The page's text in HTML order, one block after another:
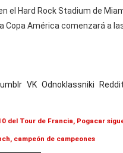
el Hard Rock Stadium de
Copa América comenzará a
VK Odnoklassniki Reddit
del Tour de Francia, Pogacar
campeón de campeones